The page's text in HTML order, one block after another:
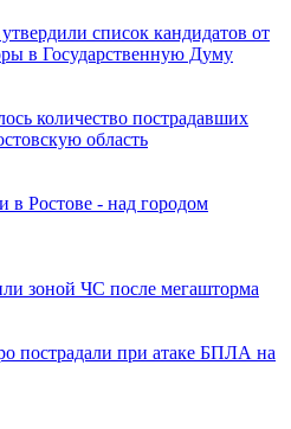
список кандидатов от
в Государственную Думу
количество пострадавших
область
Ростове - над городом
зоной ЧС после мегашторма
пострадали при атаке БПЛА на